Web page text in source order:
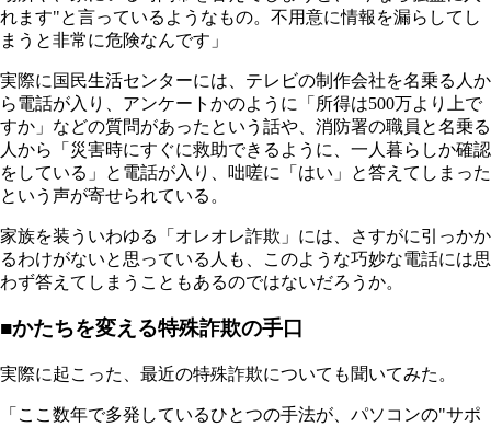
れます"と言っているようなもの。不用意に情報を漏らしてし
まうと非常に危険なんです」
実際に国民生活センターには、テレビの制作会社を名乗る人か
ら電話が入り、アンケートかのように「所得は500万より上で
すか」などの質問があったという話や、消防署の職員と名乗る
人から「災害時にすぐに救助できるように、一人暮らしか確認
をしている」と電話が入り、咄嗟に「はい」と答えてしまった
という声が寄せられている。
家族を装ういわゆる「オレオレ詐欺」には、さすがに引っかか
るわけがないと思っている人も、このような巧妙な電話には思
わず答えてしまうこともあるのではないだろうか。
■かたちを変える特殊詐欺の手口
実際に起こった、最近の特殊詐欺についても聞いてみた。
「ここ数年で多発しているひとつの手法が、パソコンの"サポ